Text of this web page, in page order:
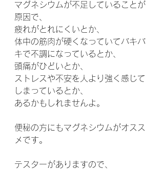
マグネシウムが不足していることが
原因で、
疲れがとれにくいとか、
体中の筋肉が硬くなっていてバキバ
キで不調になっているとか、
頭痛がひどいとか、
ストレスや不安を人より強く感じて
しまっているとか、
あるかもしれませんよ。
便秘の方にもマグネシウムがオスス
メです。
テスターがありますので、